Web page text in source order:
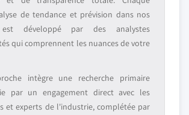
de tendance et prévision dans nos
développé par des analystes
qui comprennent les nuances de votre
intègre une recherche primaire
par un engagement direct avec les
et experts de l'industrie, complétée par